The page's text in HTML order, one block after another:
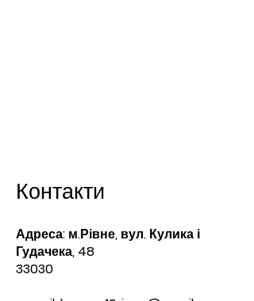
Контакти
Адреса: м.Рівне, вул. Кулика і
Гудачека, 48
33030